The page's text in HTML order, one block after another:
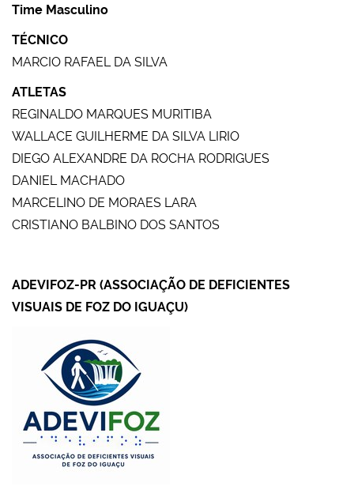
Time Masculino
TÉCNICO
MARCIO RAFAEL DA SILVA
ATLETAS
REGINALDO MARQUES MURITIBA
WALLACE GUILHERME DA SILVA LIRIO
DIEGO ALEXANDRE DA ROCHA RODRIGUES
DANIEL MACHADO
MARCELINO DE MORAES LARA
CRISTIANO BALBINO DOS SANTOS
ADEVIFOZ-PR (ASSOCIAÇÃO DE DEFICIENTES
VISUAIS DE FOZ DO IGUAÇU)